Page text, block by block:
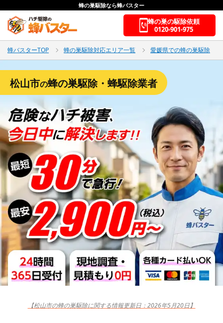
蜂の巣駆除なら蜂バスター
蜂の巣の駆除依頼
0120-901-975
蜂バスターTOP 蜂の巣駆除対応エリア一覧 愛媛県での蜂の巣駆除
松山市の蜂の巣駆除・蜂駆除業者
【松山市の蜂の巣駆除に関する情報更新日：2026年5月20日】